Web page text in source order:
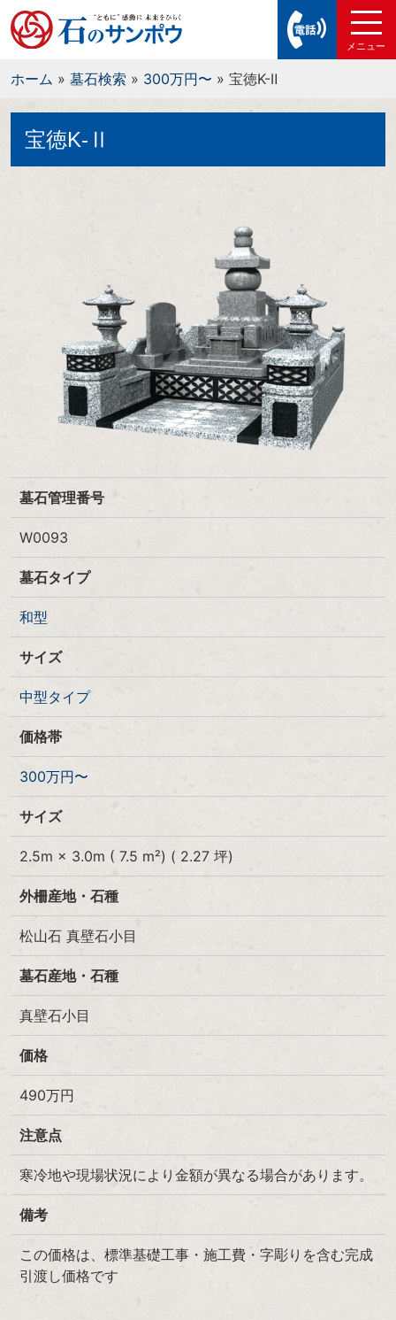
ホーム » 墓石検索 » 300万円〜 » 宝徳K-Ⅱ
宝徳K-Ⅱ
墓石管理番号
W0093
墓石タイプ
和型
サイズ
中型タイプ
価格帯
300万円〜
サイズ
2.5m × 3.0m ( 7.5 m²) ( 2.27 坪)
外柵産地・石種
松山石 真壁石小目
墓石産地・石種
真壁石小目
価格
490万円
注意点
寒冷地や現場状況により金額が異なる場合があります。
備考
この価格は、標準基礎工事・施工費・字彫りを含む完成
引渡し価格です